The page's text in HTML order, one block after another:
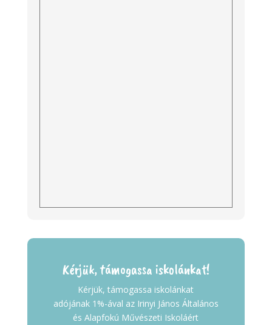
Kérjük, támogassa iskolánkat!
Kérjük, támogassa iskolánkat
adójának 1%-ával az Irinyi János Általános
és Alapfokú Művészeti Iskoláért